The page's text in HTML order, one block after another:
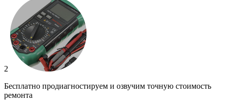
2
Бесплатно продиагностируем и озвучим точную стоимость
ремонта